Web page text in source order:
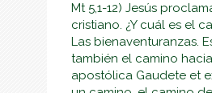
Mt 5,1-12) Jesús
cristiano. ¿Y cuál es el
Las bienaventuranzas.
también el camino
apostólica Gaudete et